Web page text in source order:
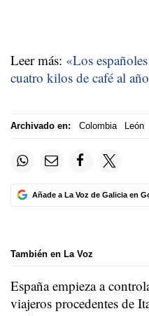
Leer más: «Los
cuatro kilos de café al
Archivado en: Colombia León
Añade a La Voz de Galicia en
También en La Voz
España empieza a
viajeros procedentes de